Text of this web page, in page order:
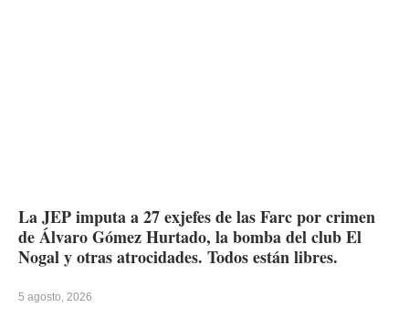
La JEP imputa a 27 exjefes de las Farc por crimen
de Álvaro Gómez Hurtado, la bomba del club El
Nogal y otras atrocidades. Todos están libres.
5 agosto, 2026